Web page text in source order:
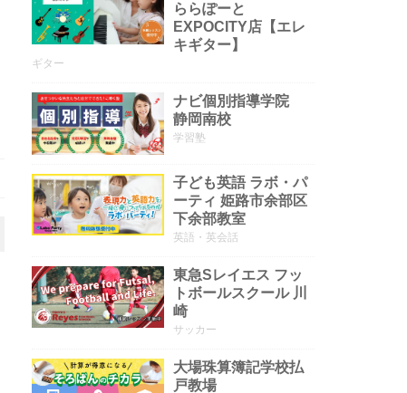
ららぽーと
EXPOCITY店【エレ
キギター】
ギター
ナビ個別指導学院
静岡南校
学習塾
子ども英語 ラボ・パ
ーティ 姫路市余部区
下余部教室
英語・英会話
東急Sレイエス フッ
トボールスクール 川
崎
サッカー
大場珠算簿記学校払
戸教場